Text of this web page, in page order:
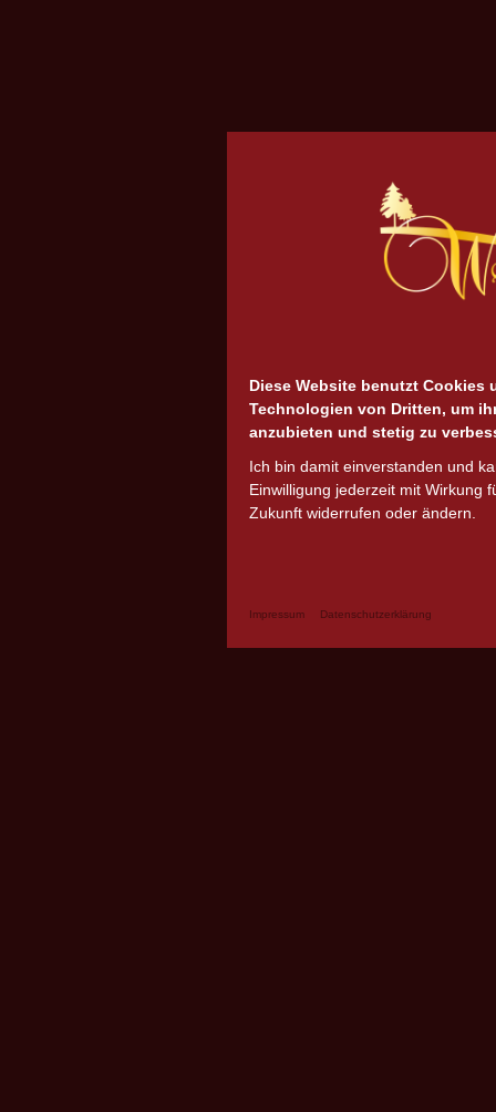
Diese Website benutzt Cookies
Technologien von Dritten, um
anzubieten und stetig zu
Ich bin damit einverstanden und
Einwilligung jederzeit mit Wirkung
Zukunft widerrufen oder ändern.
Impressum Datenschutzerklärung